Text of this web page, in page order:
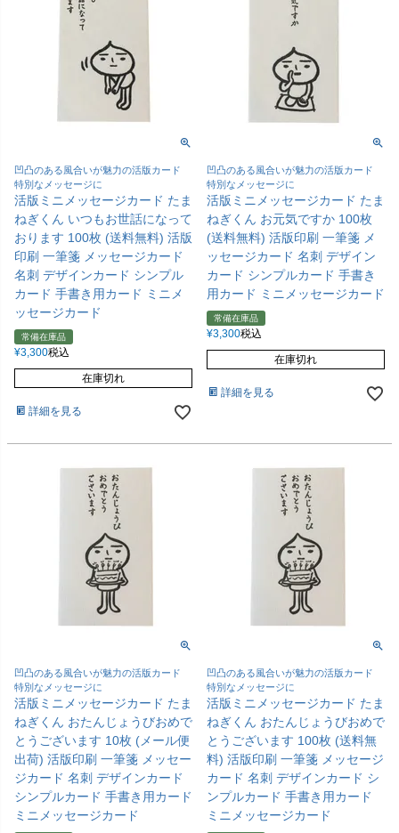
凹凸のある風合いが魅力の活版カード
特別なメッセージに
活版ミニメッセージカード たま
ねぎくん いつもお世話になって
おります 100枚 (送料無料) 活版
印刷 一筆箋 メッセージカード
名刺 デザインカード シンプル
カード 手書き用カード ミニメ
ッセージカード
常備在庫品
¥3,300税込
在庫切れ
詳細を見る
凹凸のある風合いが魅力の活版カード
特別なメッセージに
活版ミニメッセージカード たま
ねぎくん お元気ですか 100枚
(送料無料) 活版印刷 一筆箋 メ
ッセージカード 名刺 デザイン
カード シンプルカード 手書き
用カード ミニメッセージカード
常備在庫品
¥3,300税込
在庫切れ
詳細を見る
凹凸のある風合いが魅力の活版カード
特別なメッセージに
活版ミニメッセージカード たま
ねぎくん おたんじょうびおめで
とうございます 10枚 (メール便
出荷) 活版印刷 一筆箋 メッセー
ジカード 名刺 デザインカード
シンプルカード 手書き用カード
ミニメッセージカード
凹凸のある風合いが魅力の活版カード
特別なメッセージに
活版ミニメッセージカード たま
ねぎくん おたんじょうびおめで
とうございます 100枚 (送料無
料) 活版印刷 一筆箋 メッセージ
カード 名刺 デザインカード シ
ンプルカード 手書き用カード
ミニメッセージカード